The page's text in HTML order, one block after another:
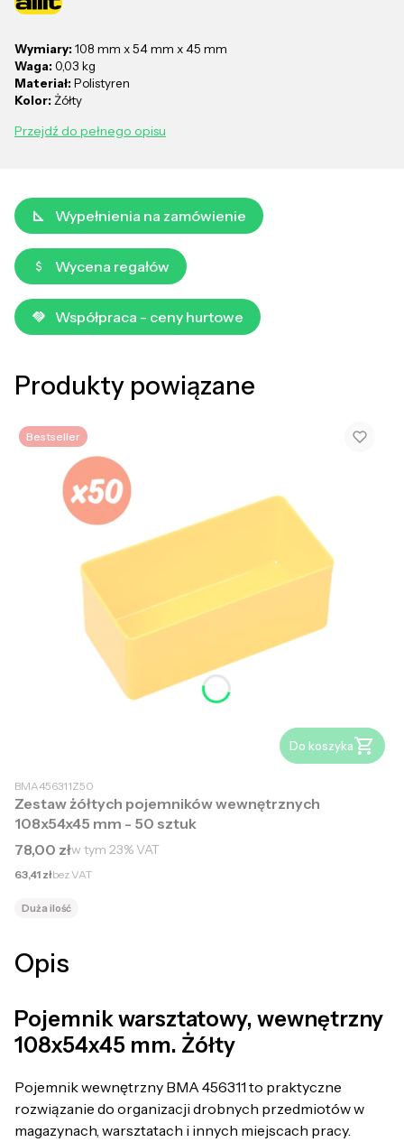
Wymiary: 108 mm x 54 mm x 45 mm
Waga: 0,03 kg
Materiał: Polistyren
Kolor: Żółty
Przejdź do pełnego opisu
Wypełnienia na zamówienie
Wycena regałów
Współpraca - ceny hurtowe
Produkty powiązane
Bestseller
Do koszyka
BMA456311Z50
Zestaw żółtych pojemników wewnętrznych
108x54x45 mm - 50 sztuk
Cena brutto
78,00 złw tym 23%VAT
Cena netto
63,41 złbez VAT
Duża ilość
Opis
Pojemnik warsztatowy, wewnętrzny
108x54x45 mm. Żółty
Pojemnik wewnętrzny BMA 456311 to praktyczne
rozwiązanie do organizacji drobnych przedmiotów w
magazynach, warsztatach i innych miejscach pracy.